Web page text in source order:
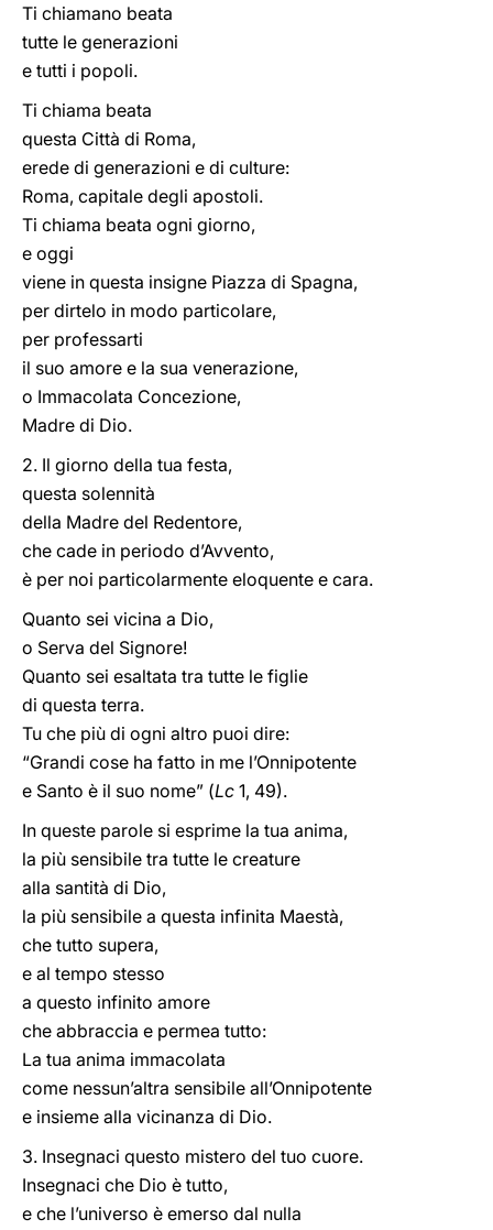
Ti chiamano beata
tutte le generazioni
e tutti i popoli.
Ti chiama beata
questa Città di Roma,
erede di generazioni e di culture:
Roma, capitale degli apostoli.
Ti chiama beata ogni giorno,
e oggi
viene in questa insigne Piazza di Spagna,
per dirtelo in modo particolare,
per professarti
il suo amore e la sua venerazione,
o Immacolata Concezione,
Madre di Dio.
2. Il giorno della tua festa,
questa solennità
della Madre del Redentore,
che cade in periodo d’Avvento,
è per noi particolarmente eloquente e cara.
Quanto sei vicina a Dio,
o Serva del Signore!
Quanto sei esaltata tra tutte le figlie
di questa terra.
Tu che più di ogni altro puoi dire:
“Grandi cose ha fatto in me l’Onnipotente
e Santo è il suo nome” (Lc 1, 49).
In queste parole si esprime la tua anima,
la più sensibile tra tutte le creature
alla santità di Dio,
la più sensibile a questa infinita Maestà,
che tutto supera,
e al tempo stesso
a questo infinito amore
che abbraccia e permea tutto:
La tua anima immacolata
come nessun’altra sensibile all’Onnipotente
e insieme alla vicinanza di Dio.
3. Insegnaci questo mistero del tuo cuore.
Insegnaci che Dio è tutto,
e che l’universo è emerso dal nulla